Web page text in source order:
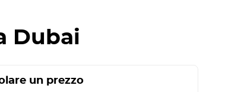
Dubai
un prezzo